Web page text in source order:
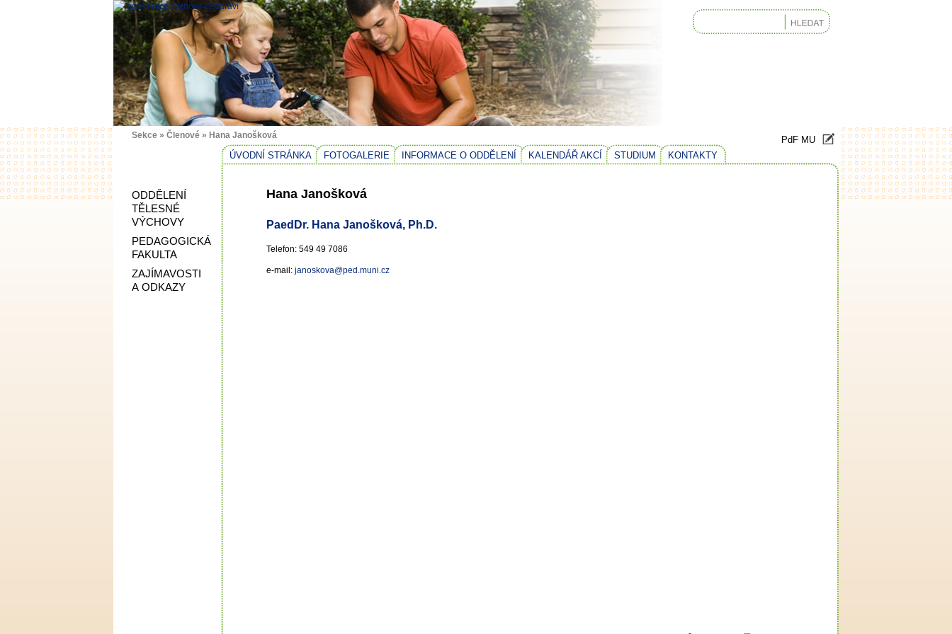
Sekce » Členové » Hana Janošková
PdF MU
ÚVODNÍ STRÁNKA
FOTOGALERIE INFORMACE O ODDĚLENÍ KALENDÁŘ AKCÍ STUDIUM KONTAKTY
Hana Janošková
PaedDr. Hana Janošková, Ph.D.
Telefon: 549 49 7086
e‑mail: janoskova@ped.muni.cz
ODDĚLENÍ
TĚLESNÉ
VÝCHOVY
PEDAGOGICKÁ
FAKULTA
ZAJÍMAVOSTI
A ODKAZY